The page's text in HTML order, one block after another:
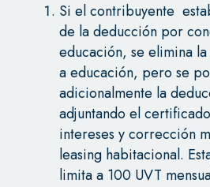
Si el contribuyente
de la deducción por
educación, se elimina
a educación, pero se
adicionalmente la
adjuntando el
intereses y corrección
leasing habitacional.
limita a 100 UVT